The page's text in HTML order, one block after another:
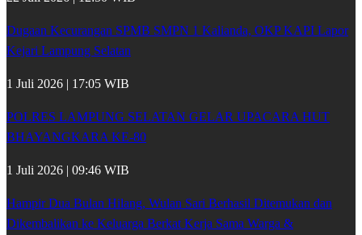
Dugaan Kecurangan SPMB SMPN 1 Kalianda, OKP KAPI Lapor
Kejari Lampung Selatan
1 Juli 2026 | 17:05 WIB
POLRES LAMPUNG SELATAN GELAR UPACARA HUT
BHAYANGKARA KE-80
1 Juli 2026 | 09:46 WIB
Hampir Dua Bulan Hilang, Wulan Sari Berhasil Ditemukan dan
Dikembalikan ke Keluarga Berkat Kerja Sama Warga &